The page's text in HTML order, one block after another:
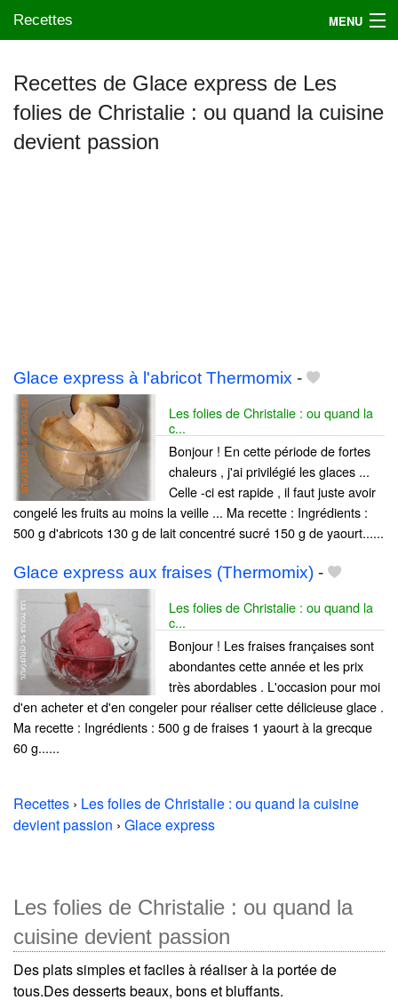
Recettes MENU
Mes blogs préférés
Recettes de Glace express de Les
folies de Christalie : ou quand la cuisine
devient passion
Glace express à l'abricot Thermomix -
Les folies de Christalie : ou quand la
c...
Bonjour ! En cette période de fortes
chaleurs , j'ai privilégié les glaces ...
Celle -ci est rapide , il faut juste avoir
congelé les fruits au moins la veille ... Ma recette : Ingrédients :
500 g d'abricots 130 g de lait concentré sucré 150 g de yaourt......
Glace express aux fraises (Thermomix) -
Les folies de Christalie : ou quand la
c...
Bonjour ! Les fraises françaises sont
abondantes cette année et les prix
très abordables . L'occasion pour moi
d'en acheter et d'en congeler pour réaliser cette délicieuse glace .
Ma recette : Ingrédients : 500 g de fraises 1 yaourt à la grecque
60 g......
Recettes › Les folies de Christalie : ou quand la cuisine
devient passion › Glace express
Les folies de Christalie : ou quand la
cuisine devient passion
Des plats simples et faciles à réaliser à la portée de
tous.Des desserts beaux, bons et bluffants.